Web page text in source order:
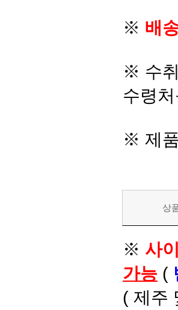
※ 배
※ 수
수령
※ 제
상
※ 사
가능 (
( 제주